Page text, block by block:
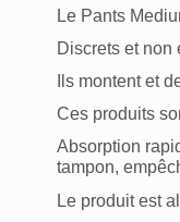
Le Pants
Discrets et non
Ils montent et
Ces produits
Absorption
tampon,
Le produit est